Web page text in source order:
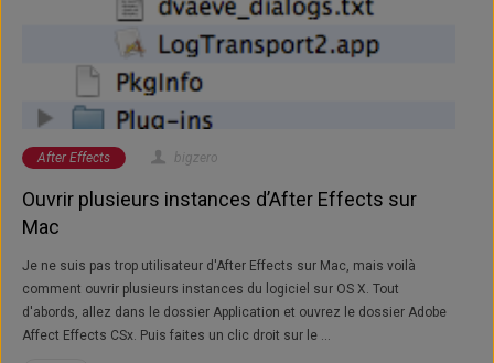
After Effects bigzero
Ouvrir plusieurs instances d’After Effects sur
Mac
Je ne suis pas trop utilisateur d'After Effects sur Mac, mais voilà
comment ouvrir plusieurs instances du logiciel sur OS X. Tout
d'abords, allez dans le dossier Application et ouvrez le dossier Adobe
Affect Effects CSx. Puis faites un clic droit sur le ...